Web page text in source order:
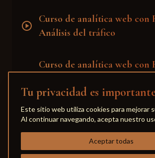
play_circle
Curso de analítica web con
Análisis del tráfico
Curso de analítica web con
comportamiento
play_circle
Curso de analítica web con
Automatización y reportes
Tu privacidad es
Este sitio web utiliza cookies para mejorar
Al continuar navegando, acepta nuestro
Aceptar todas